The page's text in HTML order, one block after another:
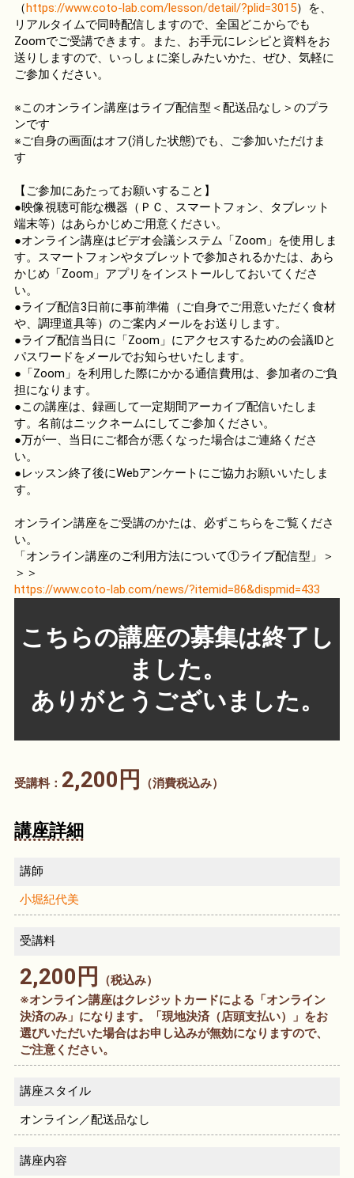
（https://www.coto-lab.com/lesson/detail/?plid=3015）を、
リアルタイムで同時配信しますので、全国どこからでも
Zoomでご受講できます。また、お手元にレシピと資料をお
送りしますので、いっしょに楽しみたいかた、ぜひ、気軽に
ご参加ください。
※このオンライン講座はライブ配信型＜配送品なし＞のプラ
ンです
※ご自身の画面はオフ(消した状態)でも、ご参加いただけま
す
【ご参加にあたってお願いすること】
●映像視聴可能な機器（ＰＣ、スマートフォン、タブレット
端末等）はあらかじめご用意ください。
●オンライン講座はビデオ会議システム「Zoom」を使用しま
す。スマートフォンやタブレットで参加されるかたは、あら
かじめ「Zoom」アプリをインストールしておいてくださ
い。
●ライブ配信3日前に事前準備（ご自身でご用意いただく食材
や、調理道具等）のご案内メールをお送りします。
●ライブ配信当日に「Zoom」にアクセスするための会議IDと
パスワードをメールでお知らせいたします。
●「Zoom」を利用した際にかかる通信費用は、参加者のご負
担になります。
●この講座は、録画して一定期間アーカイブ配信いたしま
す。名前はニックネームにしてご参加ください。
●万が一、当日にご都合が悪くなった場合はご連絡くださ
い。
●レッスン終了後にWebアンケートにご協力お願いいたしま
す。
オンライン講座をご受講のかたは、必ずこちらをご覧くださ
い。
「オンライン講座のご利用方法について①ライブ配信型」＞
＞＞
https://www.coto-lab.com/news/?itemid=86&dispmid=433
こちらの講座の募集は終了し
ました。
ありがとうございました。
受講料： 2,200円 （消費税込み）
講座詳細
講師
小堀紀代美
受講料
2,200円
（税込み）
※オンライン講座はクレジットカードによる「オンライン
決済のみ」になります。「現地決済（店頭支払い）」をお
選びいただいた場合はお申し込みが無効になりますので、
ご注意ください。
講座スタイル
オンライン／配送品なし
講座内容